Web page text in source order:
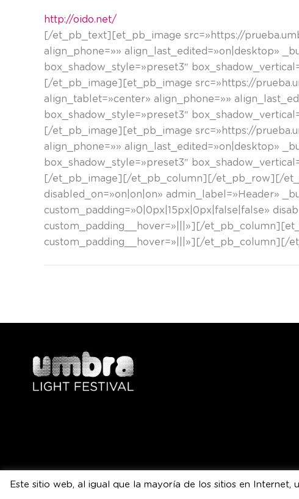
http://oido.net/
[/et_pb_text][et_pb_image src=»https://
align_phone=»» align_last_edited=»on|desktop»
box_shadow_style=»preset3″
[/et_pb_image][et_pb_image src=»https://
align_tablet=»center» align_phone=»»
box_shadow_style=»preset3″
[/et_pb_image][et_pb_image src=»https://
align_phone=»» align_last_edited=»on|desktop»
box_shadow_style=»preset3″
[/et_pb_image][/et_pb_column][/et_pb_row][/
disabled_on=»on|on|on» admin_label=»Header»
custom_padding=»0|0px|15px|0px|false|false»
custom_padding__hover=»|||»][/
custom_padding__hover=»|||»][/et_pb_column][/
Este sitio web, al igual que la mayoría de los sitios en